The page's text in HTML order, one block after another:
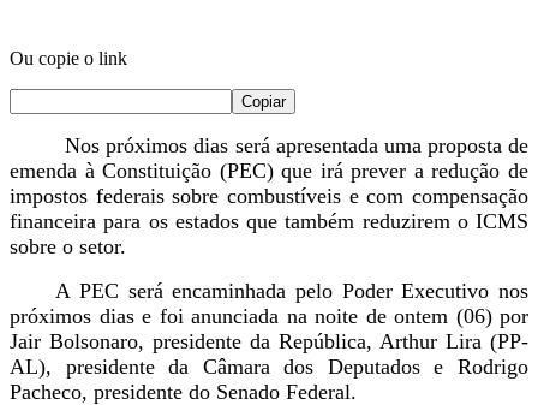
Ou copie o link
Copiar
Nos próximos dias será apresentada uma proposta de
emenda à Constituição (PEC) que irá prever a redução de
impostos federais sobre combustíveis e com compensação
financeira para os estados que também reduzirem o ICMS
sobre o setor.
A PEC será encaminhada pelo Poder Executivo nos
próximos dias e foi anunciada na noite de ontem (06) por
Jair Bolsonaro, presidente da República, Arthur Lira (PP-
AL), presidente da Câmara dos Deputados e Rodrigo
Pacheco, presidente do Senado Federal.